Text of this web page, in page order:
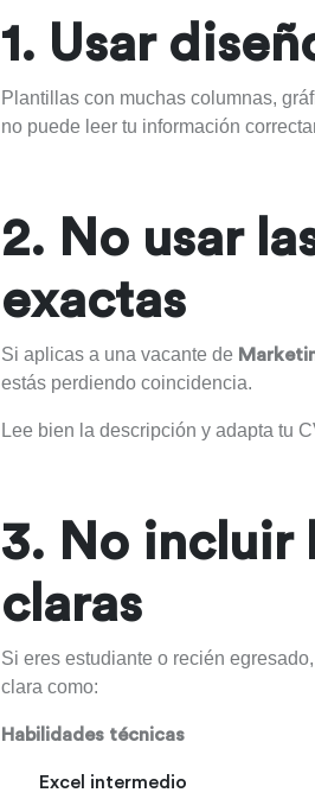
1. Usar
Plantillas con muchas columnas,
no puede leer tu información
2. No usar
exactas
Si aplicas a una vacante de
estás perdiendo coincidencia.
Lee bien la descripción y adapta tu
3. No incluir
claras
Si eres estudiante o recién
clara como:
Habilidades técnicas
Excel intermedio